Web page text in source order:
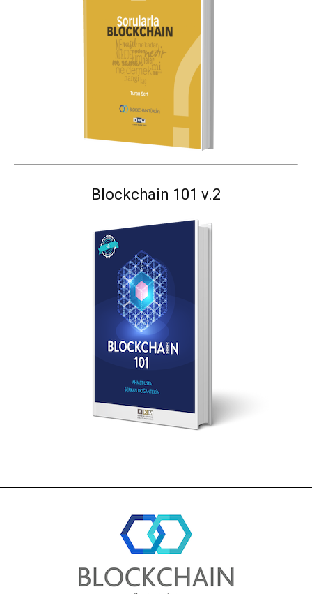
Blockchain 101 v.2